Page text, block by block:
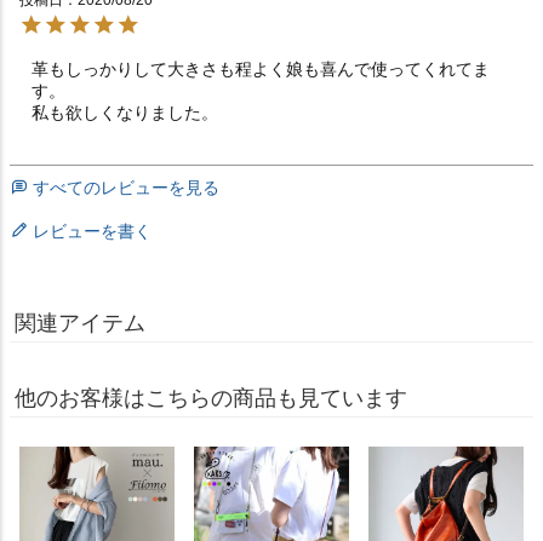
革もしっかりして大きさも程よく娘も喜んで使ってくれてま
す。
私も欲しくなりました。
すべてのレビューを見る
レビューを書く
関連アイテム
他のお客様はこちらの商品も見ています